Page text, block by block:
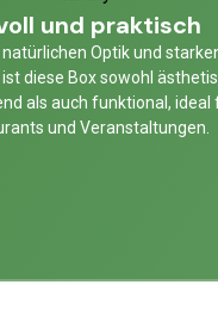
und praktisch
Optik und
diese Box sowohl
als auch funktional, ideal
und Veranstaltungen.